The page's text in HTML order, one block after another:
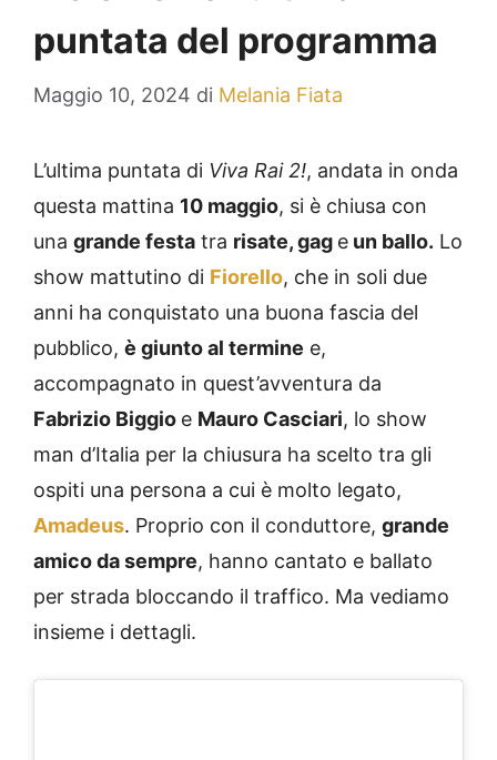
puntata del programma
Maggio 10, 2024 di Melania Fiata
L’ultima puntata di Viva Rai 2!, andata in onda
questa mattina 10 maggio, si è chiusa con
una grande festa tra risate, gag e un ballo. Lo
show mattutino di Fiorello, che in soli due
anni ha conquistato una buona fascia del
pubblico, è giunto al termine e,
accompagnato in quest’avventura da
Fabrizio Biggio e Mauro Casciari, lo show
man d’Italia per la chiusura ha scelto tra gli
ospiti una persona a cui è molto legato,
Amadeus. Proprio con il conduttore, grande
amico da sempre, hanno cantato e ballato
per strada bloccando il traffico. Ma vediamo
insieme i dettagli.